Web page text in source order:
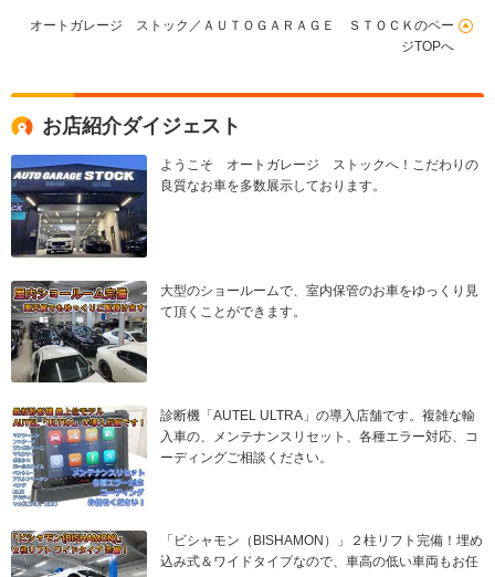
オートガレージ ストック／ＡＵＴＯＧＡＲＡＧＥ ＳＴＯＣＫのペー
ジTOPへ
お店紹介ダイジェスト
ようこそ オートガレージ ストックへ！こだわりの
良質なお車を多数展示しております。
大型のショールームで、室内保管のお車をゆっくり見
て頂くことができます。
診断機「AUTEL ULTRA」の導入店舗です。複雑な輸
入車の、メンテナンスリセット、各種エラー対応、コ
ーディングご相談ください。
「ビシャモン（BISHAMON）」２柱リフト完備！埋め
込み式＆ワイドタイプなので、車高の低い車両もお任